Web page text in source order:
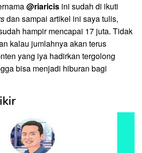
@riaricis ini sudah di ikuti
dan sampai artikel ini saya tulis,
hampir mencapai 17 juta. Tidak
kalau jumlahnya akan terus
yang iya hadirkan tergolong
bisa menjadi hiburan bagi